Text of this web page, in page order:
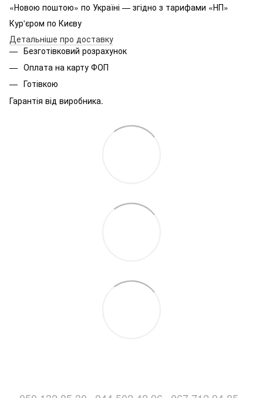
«Новою поштою» по Україні — згідно з тарифами «НП»
Кур'єром по Києву
Детальніше про доставку
Безготівковий розрахунок
Оплата на карту ФОП
Готівкою
Гарантія від виробника.